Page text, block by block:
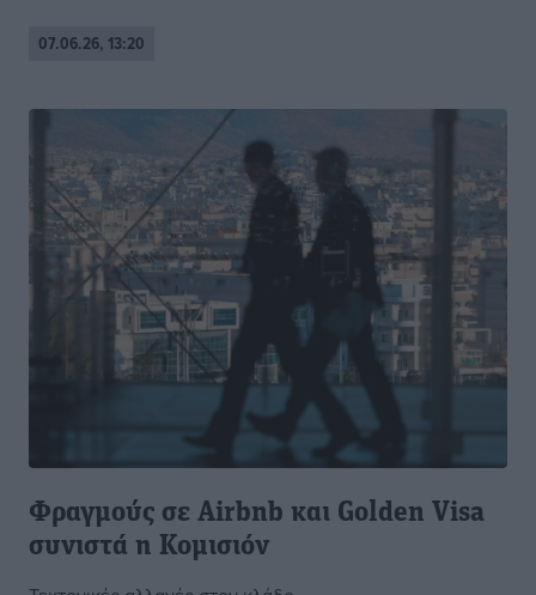
07.06.26, 13:20
Φραγμούς σε Airbnb και Golden Visa
συνιστά η Κομισιόν